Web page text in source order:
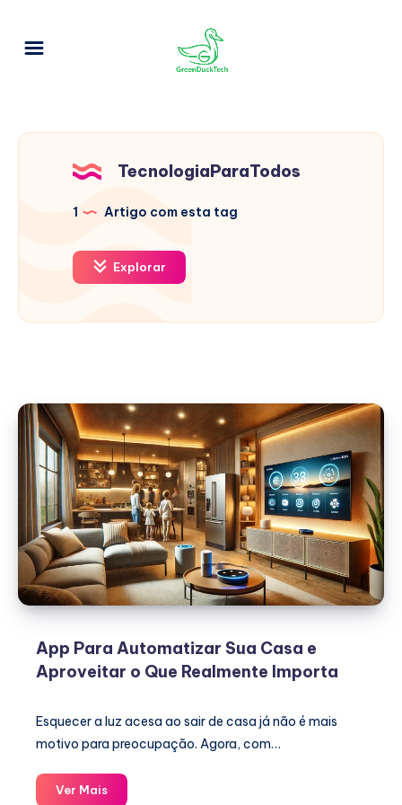
TecnologiaParaTodos
1 Artigo com esta tag
Explorar
App Para Automatizar Sua Casa e
Aproveitar o Que Realmente Importa
Esquecer a luz acesa ao sair de casa já não é mais
motivo para preocupação. Agora, com…
Ver MaisApp